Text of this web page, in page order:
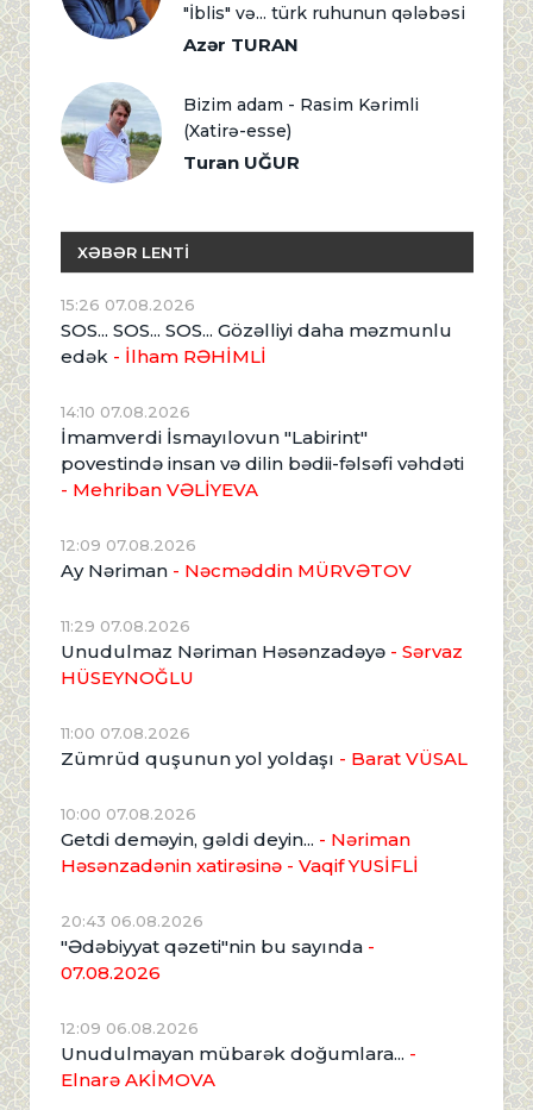
"İblis" və... türk ruhunun qələbəsi
Azər TURAN
Bizim adam - Rasim Kərimli
(Xatirə-esse)
Turan UĞUR
XƏBƏR LENTİ
15:26 07.08.2026
SOS... SOS... SOS... Gözəlliyi daha məzmunlu
edək - İlham RƏHİMLİ
14:10 07.08.2026
İmamverdi İsmayılovun "Labirint"
povestində insan və dilin bədii-fəlsəfi vəhdəti
- Mehriban VƏLİYEVA
12:09 07.08.2026
Ay Nəriman - Nəcməddin MÜRVƏTOV
11:29 07.08.2026
Unudulmaz Nəriman Həsənzadəyə - Sərvaz
HÜSEYNOĞLU
11:00 07.08.2026
Zümrüd quşunun yol yoldaşı - Barat VÜSAL
10:00 07.08.2026
Getdi deməyin, gəldi deyin... - Nəriman
Həsənzadənin xatirəsinə - Vaqif YUSİFLİ
20:43 06.08.2026
"Ədəbiyyat qəzeti"nin bu sayında -
07.08.2026
12:09 06.08.2026
Unudulmayan mübarək doğumlara... -
Elnarə AKİMOVA